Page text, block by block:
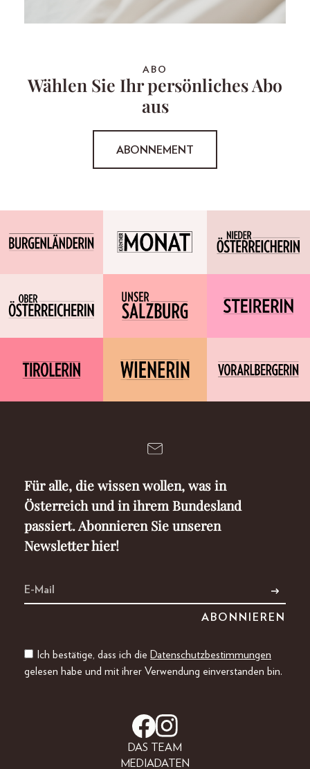
ABO
Wählen Sie Ihr persönliches Abo
aus
ABONNEMENT
Für alle, die wissen wollen, was in
Österreich und in ihrem Bundesland
passiert. Abonnieren Sie unseren
Newsletter hier!
Ich bestätige, dass ich die Datenschutzbestimmungen
gelesen habe und mit ihrer Verwendung einverstanden bin.
DAS TEAM
MEDIADATEN